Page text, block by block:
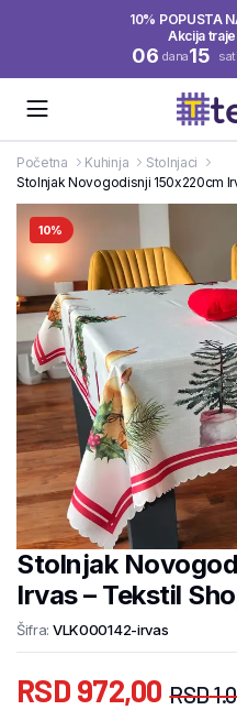
10% POPUSTA
Akcija
06 dana15 sati
Početna Kuhinja
Stolnjaci
Stolnjak Novogodisnji 150x220cm
10%
Stolnjak
Irvas – Tekstil
Šifra: VLK000142-irvas
RSD
RSD 972,00